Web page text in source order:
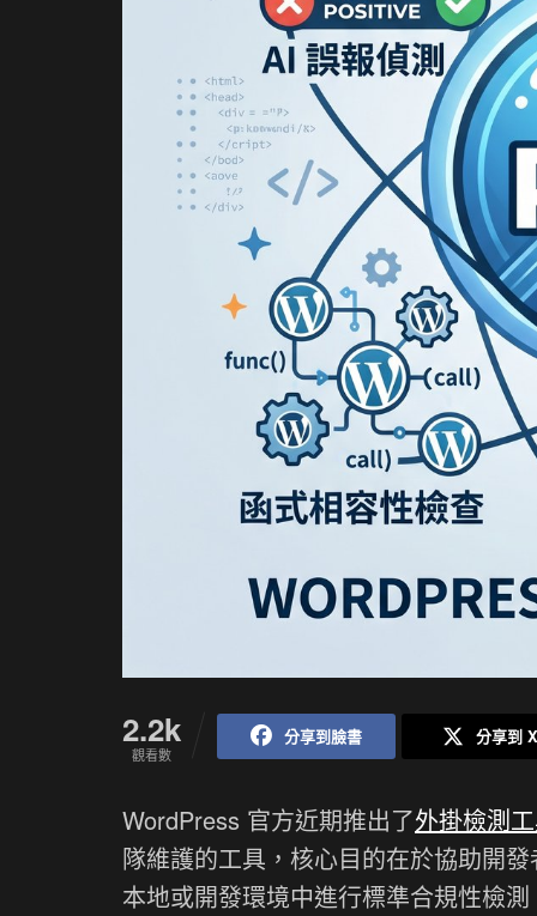
2.2k
觀看數
分享到臉書 分享到
WordPress 官方近期推出了外掛檢測
隊維護的工具，核心目的在於協助開
本地或開發環境中進行標準合規性檢